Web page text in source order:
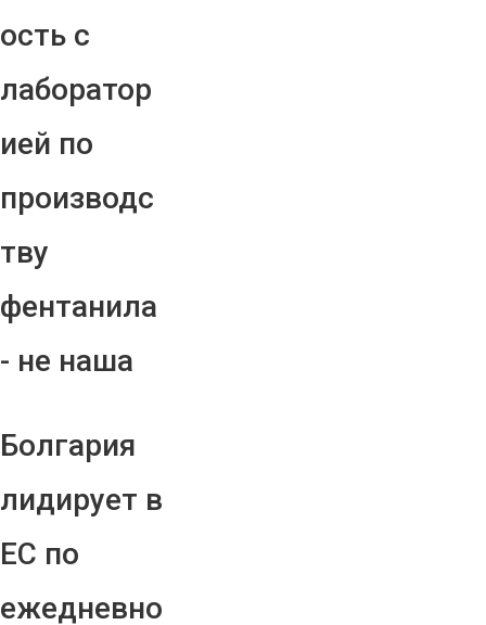
ость с
лаборатор
ией по
производс
тву
фентанила
- не наша
Болгария
лидирует в
ЕС по
ежедневно